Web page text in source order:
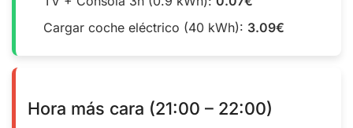
Cargar coche eléctrico (40 kWh): 3.09€
Hora más cara (21:00 – 22:00)